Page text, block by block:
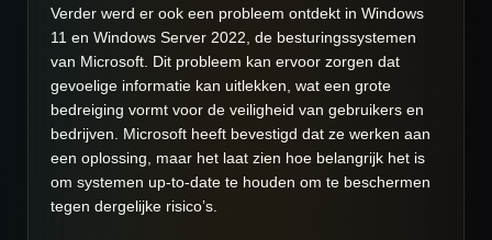
Verder werd er ook een probleem ontdekt in Windows
11 en Windows Server 2022, de besturingssystemen
van Microsoft. Dit probleem kan ervoor zorgen dat
gevoelige informatie kan uitlekken, wat een grote
bedreiging vormt voor de veiligheid van gebruikers en
bedrijven. Microsoft heeft bevestigd dat ze werken aan
een oplossing, maar het laat zien hoe belangrijk het is
om systemen up-to-date te houden om te beschermen
tegen dergelijke risico’s.